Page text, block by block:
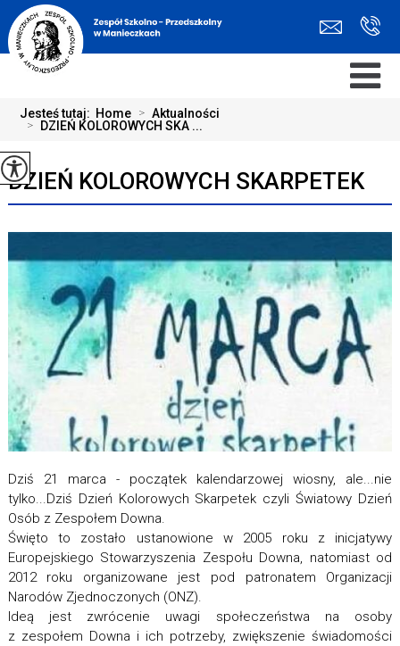
Jesteś tutaj: Home > Aktualności
> DZIEŃ KOLOROWYCH SKA ...
DZIEŃ KOLOROWYCH SKARPETEK
Dziś 21 marca - początek kalendarzowej wiosny, ale...nie
tylko...Dziś Dzień Kolorowych Skarpetek czyli Światowy Dzień
Osób z Zespołem Downa.
Święto to zostało ustanowione w 2005 roku z inicjatywy
Europejskiego Stowarzyszenia Zespołu Downa, natomiast od
2012 roku organizowane jest pod patronatem Organizacji
Narodów Zjednoczonych (ONZ).
Ideą jest zwrócenie uwagi społeczeństwa na osoby
z zespołem Downa i ich potrzeby, zwiększenie świadomości